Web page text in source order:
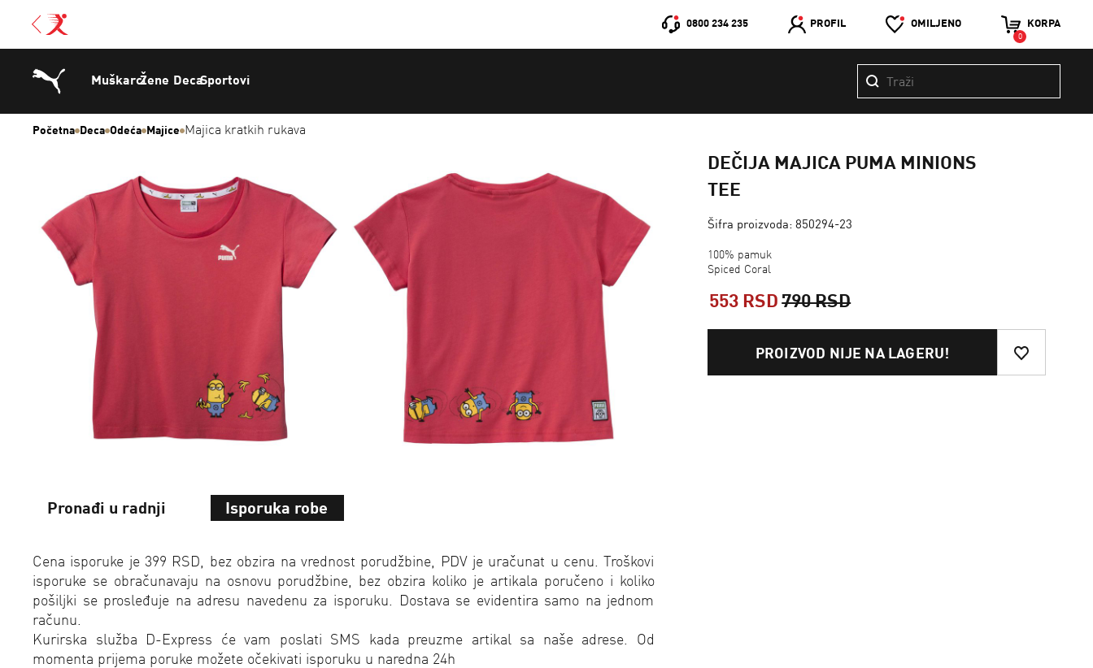
0800 234 235 PROFIL OMILJENO KORPA
0
MuškarciŽene DecaSportovi
Početna Deca Odeća Majice Majica kratkih rukava
Pronađi u radnji Isporuka robe
Cena isporuke je 399 RSD, bez obzira na vrednost porudžbine, PDV je uračunat u cenu. Troškovi
isporuke se obračunavaju na osnovu porudžbine, bez obzira koliko je artikala poručeno i koliko
pošiljki se prosleđuje na adresu navedenu za isporuku. Dostava se evidentira samo na jednom
računu.
Kurirska služba D-Express će vam poslati SMS kada preuzme artikal sa naše adrese. Od
momenta prijema poruke možete očekivati isporuku u naredna 24h
DEČIJA MAJICA PUMA MINIONS
TEE
Šifra proizvoda: 850294-23
100% pamuk
Spiced Coral
553 RSD 790 RSD
PROIZVOD NIJE NA LAGERU!